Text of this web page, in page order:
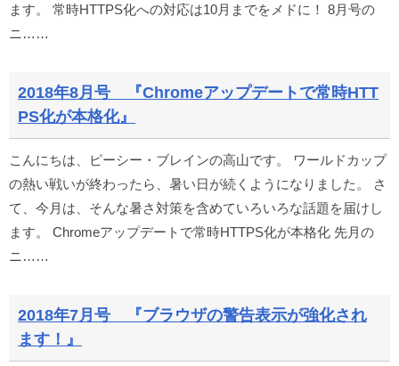
ます。 常時HTTPS化への対応は10月までをメドに！ 8月号の
ニ……
2018年8月号 『Chromeアップデートで常時HTT
PS化が本格化』
こんにちは、ピーシー・ブレインの高山です。 ワールドカップ
の熱い戦いが終わったら、暑い日が続くようになりました。 さ
て、今月は、そんな暑さ対策を含めていろいろな話題を届けし
ます。 Chromeアップデートで常時HTTPS化が本格化 先月の
ニ……
2018年7月号 『ブラウザの警告表示が強化され
ます！』